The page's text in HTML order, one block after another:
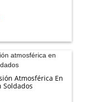
Atmosférica En
Soldados